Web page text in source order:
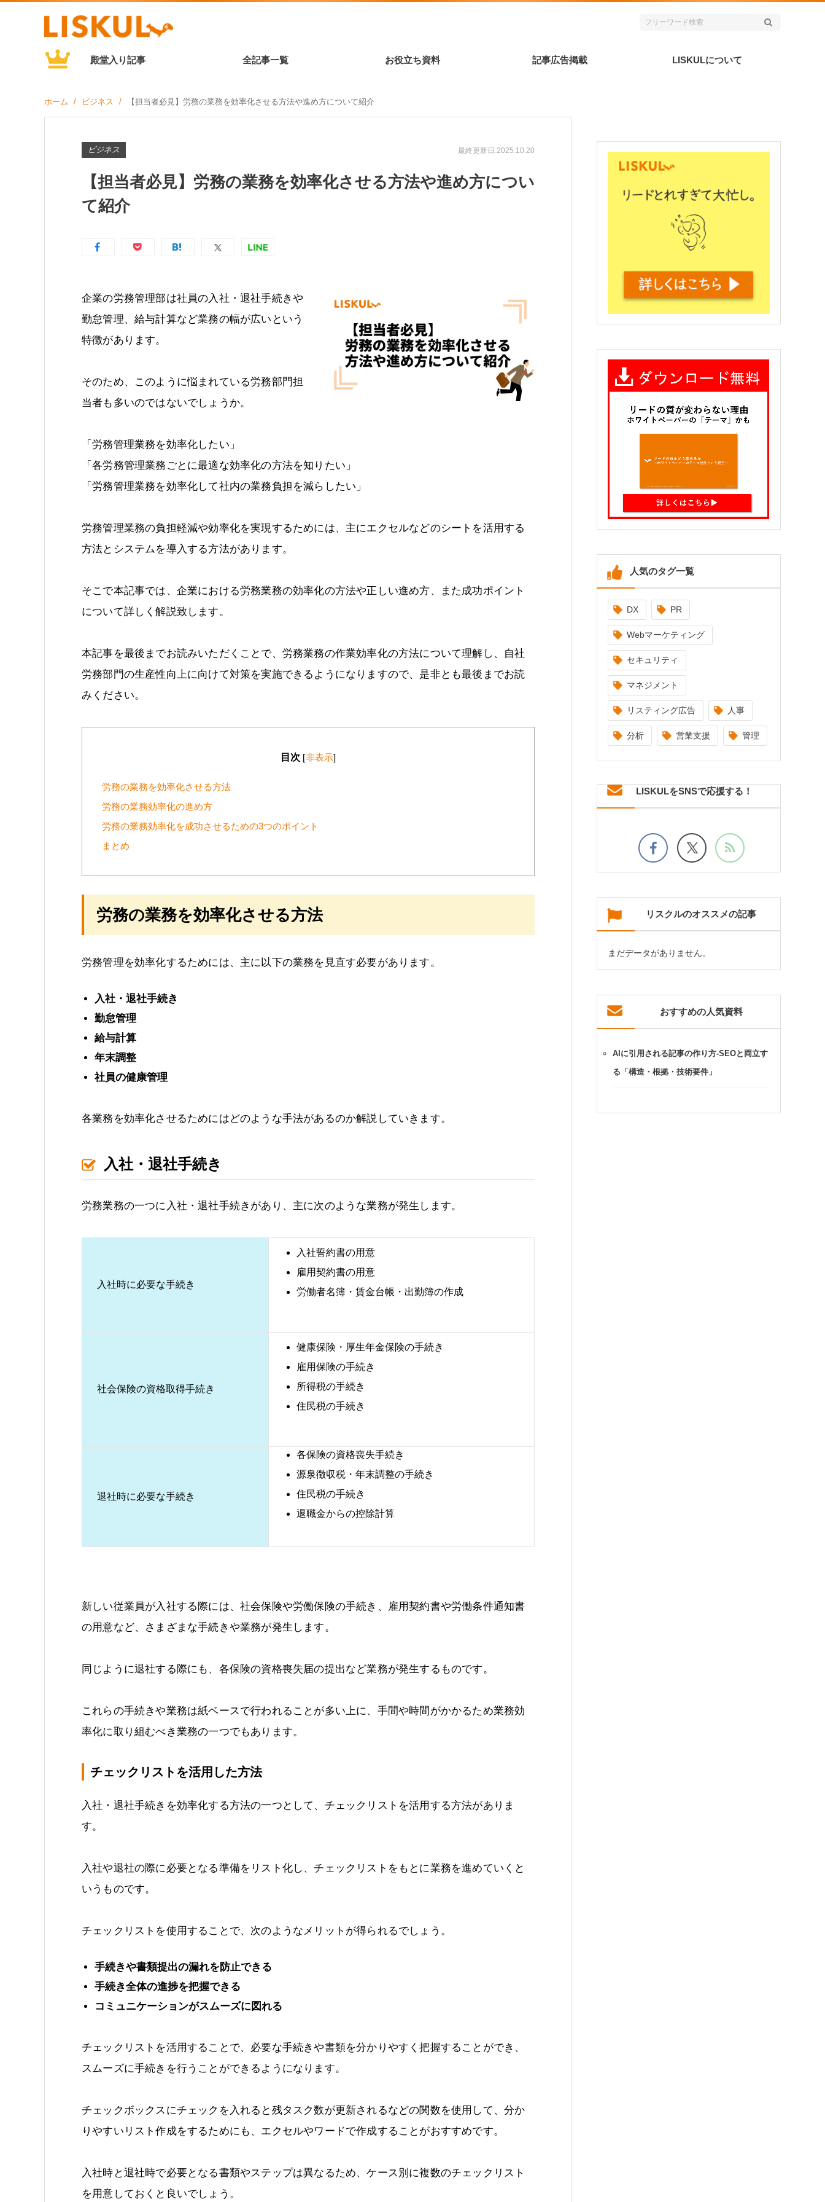
殿堂入り記事 全記事一覧 お役立ち資料 記事広告掲載 LISKULについて
ホーム ビジネス 【担当者必見】労務の業務を効率化させる方法や進め方について紹介
ビジネス 最終更新日:2025.10.20
【担当者必見】労務の業務を効率化させる方法や進め方につい
て紹介
企業の労務管理部は社員の入社・退社手続きや
勤怠管理、給与計算など業務の幅が広いという
特徴があります。
そのため、このように悩まれている労務部門担
当者も多いのではないでしょうか。
「労務管理業務を効率化したい」
「各労務管理業務ごとに最適な効率化の方法を知りたい」
「労務管理業務を効率化して社内の業務負担を減らしたい」
労務管理業務の負担軽減や効率化を実現するためには、主にエクセルなどのシートを活用する
方法とシステムを導入する方法があります。
そこで本記事では、企業における労務業務の効率化の方法や正しい進め方、また成功ポイント
について詳しく解説致します。
本記事を最後までお読みいただくことで、労務業務の作業効率化の方法について理解し、自社
労務部門の生産性向上に向けて対策を実施できるようになりますので、是非とも最後までお読
みください。
目次 [非表示]
労務の業務を効率化させる方法
労務の業務効率化の進め方
労務の業務効率化を成功させるための3つのポイント
まとめ
労務の業務を効率化させる方法
労務管理を効率化するためには、主に以下の業務を見直す必要があります。
入社・退社手続き
勤怠管理
給与計算
年末調整
社員の健康管理
各業務を効率化させるためにはどのような手法があるのか解説していきます。
入社・退社手続き
労務業務の一つに入社・退社手続きがあり、主に次のような業務が発生します。
入社時に必要な手続き
入社誓約書の用意
雇用契約書の用意
労働者名簿・賃金台帳・出勤簿の作成
社会保険の資格取得手続き
健康保険・厚生年金保険の手続き
雇用保険の手続き
所得税の手続き
住民税の手続き
退社時に必要な手続き
各保険の資格喪失手続き
源泉徴収税・年末調整の手続き
住民税の手続き
退職金からの控除計算
新しい従業員が入社する際には、社会保険や労働保険の手続き、雇用契約書や労働条件通知書
の用意など、さまざまな手続きや業務が発生します。
同じように退社する際にも、各保険の資格喪失届の提出など業務が発生するものです。
これらの手続きや業務は紙ベースで行われることが多い上に、手間や時間がかかるため業務効
率化に取り組むべき業務の一つでもあります。
チェックリストを活用した方法
入社・退社手続きを効率化する方法の一つとして、チェックリストを活用する方法がありま
す。
入社や退社の際に必要となる準備をリスト化し、チェックリストをもとに業務を進めていくと
いうものです。
チェックリストを使用することで、次のようなメリットが得られるでしょう。
手続きや書類提出の漏れを防止できる
手続き全体の進捗を把握できる
コミュニケーションがスムーズに図れる
チェックリストを活用することで、必要な手続きや書類を分かりやすく把握することができ、
スムーズに手続きを行うことができるようになります。
チェックボックスにチェックを入れると残タスク数が更新されるなどの関数を使用して、分か
りやすいリスト作成をするためにも、エクセルやワードで作成することがおすすめです。
入社時と退社時で必要となる書類やステップは異なるため、ケース別に複数のチェックリスト
を用意しておくと良いでしょう。
人気のタグ一覧
DX PR
Webマーケティング
セキュリティ
マネジメント
リスティング広告 人事
分析 営業支援 管理
LISKULをSNSで応援する！
リスクルのオススメの記事
まだデータがありません。
おすすめの人気資料
AIに引用される記事の作り方-SEOと両立す
る「構造・根拠・技術要件」